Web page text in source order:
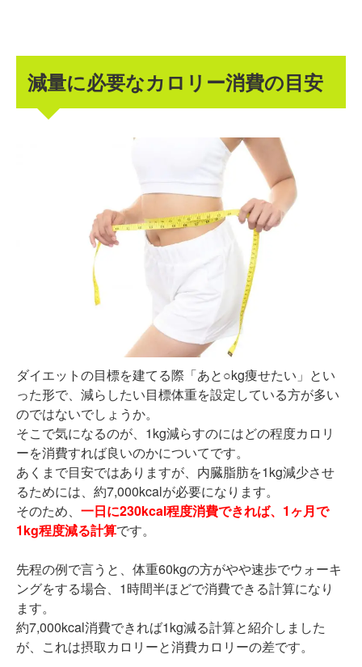
減量に必要なカロリー消費の目安
ダイエットの目標を建てる際「あと○kg痩せたい」とい
った形で、減らしたい目標体重を設定している方が多い
のではないでしょうか。
そこで気になるのが、1kg減らすのにはどの程度カロリ
ーを消費すれば良いのかについてです。
あくまで目安ではありますが、内臓脂肪を1kg減少させ
るためには、約7,000kcalが必要になります。
そのため、 一日に230kcal程度消費できれば、1ヶ月で
1kg程度減る計算です。
先程の例で言うと、体重60kgの方がやや速歩でウォーキ
ングをする場合、1時間半ほどで消費できる計算になり
ます。
約7,000kcal消費できれば1kg減る計算と紹介しました
が、これは摂取カロリーと消費カロリーの差です。